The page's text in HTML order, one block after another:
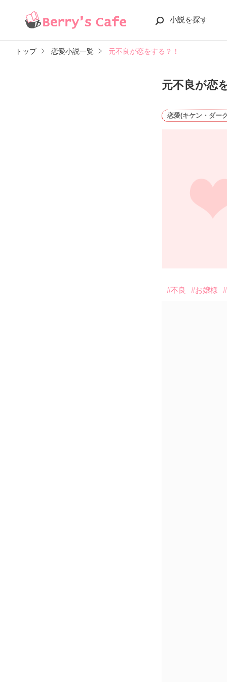
小説を探す
トップ 恋愛小説一覧 元不良が恋をする？！
元不良が恋
恋愛(キケン・ダー
#不良 #お嬢様